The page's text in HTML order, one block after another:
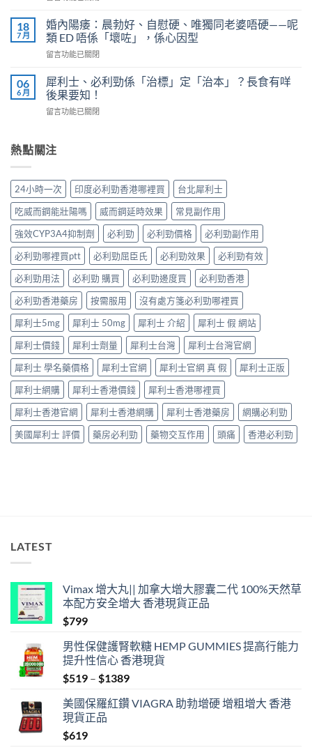
完
整
南：
港
男
性
的
正
用
法〉
中
4
個
信
號
我
評
＋
用
效
全
指
南，
香
港
男
性
必
讀〉
中
凍
威
而
鋼
犀
利
士
長
較：
適
合
「長
期
管
理」？〉
中
18
7 月
婚內陽痿：晨勃好、自慰硬、唯獨同老婆唔硬——呢
類 ED 唔係「壞咗」，係心因型
在
內
陽
痿：
晨
自
獨
同
老
婆
唔
硬
——
呢
類
ED
唔
係
「壞
咗」，
係
心
因
型〉
中
留言功能已關閉
06
6 月
犀利士、必利勁係「治標」定「治本」？長食有咩
後果要知！
在
士、
必
勁
「治
標」
定
「治
本」？
長
食
有
咩
後
果
要
知！〉
中
留言功能已關閉
熱點關注
24小時一次 印度必利勁香港哪裡買
台北犀利士
吃威而鋼能壯陽嗎
威而鋼延時效果
常見副作用
強效CYP3A4抑制劑
必利勁 必利勁價格
必利勁副作用
必利勁哪裡買ptt
必利勁屈臣氏 必利勁效果
必利勁有效
必利勁用法
必利勁 購買 必利勁邊度買
必利勁香港
必利勁香港藥房
按需服用
沒有處方箋必利勁哪裡買
犀利士5mg
犀利士 50mg 犀利士 介紹
犀利士 假 網站
犀利士價錢
犀利士劑量 犀利士台灣
犀利士台灣官網
犀利士 學名藥價格
犀利士官網 犀利士官網 真 假
犀利士正版
犀利士網購
犀利士香港價錢
犀利士香港哪裡買
犀利士香港官網
犀利士香港網購 犀利士香港藥房
網購必利勁
美國犀利士 評價
藥房必利勁 藥物交互作用 頭痛 香港必利勁
LATEST
Vimax 增大丸|| 加拿大增大膠囊二代 100%天然草
本配方安全增大 香港現貨正品
$799
男性保健護腎軟糖 HEMP GUMMIES 提高行能力
提升性信心 香港現貨
$519 – $1389Price
$519
美國保羅紅鑽 VIAGRA 助勃增硬 增粗增大 香港
現貨正品
$619